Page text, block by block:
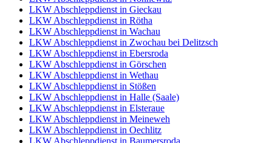
LKW Abschleppdienst in Gieckau
LKW Abschleppdienst in Rötha
LKW Abschleppdienst in Wachau
LKW Abschleppdienst in Zwochau bei Delitzsch
LKW Abschleppdienst in Ebersroda
LKW Abschleppdienst in Görschen
LKW Abschleppdienst in Wethau
LKW Abschleppdienst in Stößen
LKW Abschleppdienst in Halle (Saale)
LKW Abschleppdienst in Elsteraue
LKW Abschleppdienst in Meineweh
LKW Abschleppdienst in Oechlitz
LKW Abschleppdienst in Baumersroda